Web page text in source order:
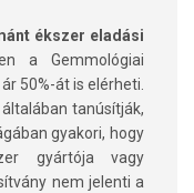
ékszer eladási
a Gemmológiai
50%-át is elérheti.
tanúsítják,
gyakori, hogy
gyártója vagy
nem jelenti a